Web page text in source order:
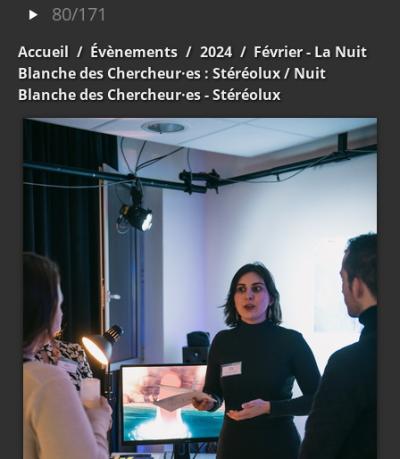
80/171
Accueil / Évènements / 2024 / Février - La Nuit
Blanche des Chercheur·es : Stéréolux/ Nuit
Blanche des Chercheur·es - Stéréolux